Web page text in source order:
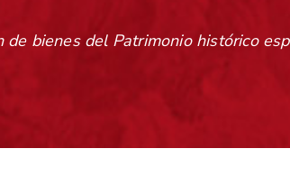
bienes del Patrimonio histórico